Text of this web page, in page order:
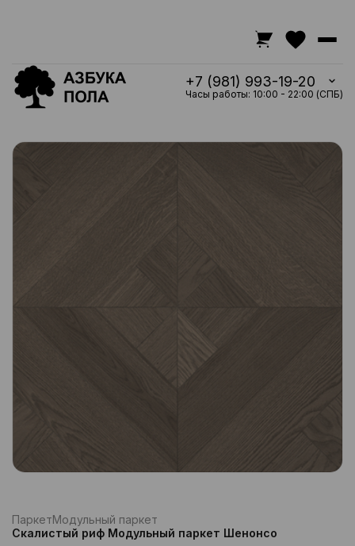
+7 (981) 993-19-20
Часы работы: 10:00 - 22:00 (СПБ)
ПаркетМодульный паркет
Скалистый риф Модульный паркет Шенонсо